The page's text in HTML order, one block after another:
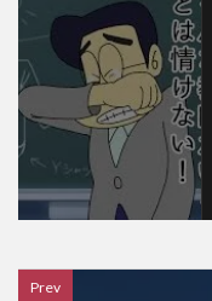
Prev